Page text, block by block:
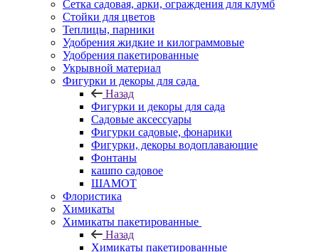
Сетка садовая, арки, ограждения для клумб
Стойки для цветов
Теплицы, парники
Удобрения жидкие и килограммовые
Удобрения пакетированные
Укрывной материал
Фигурки и декоры для сада
Назад
Фигурки и декоры для сада
Садовые аксессуары
Фигурки садовые, фонарики
Фигурки, декоры водоплавающие
Фонтаны
кашпо садовое
ШАМОТ
Флористика
Химикаты
Химикаты пакетированные
Назад
Химикаты пакетированные